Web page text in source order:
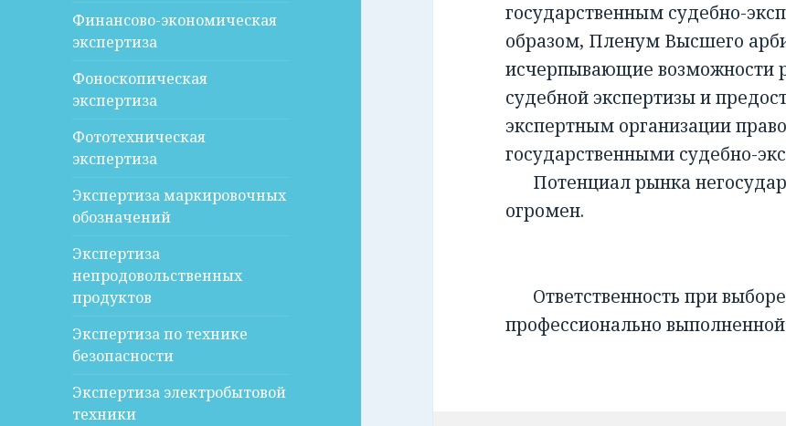
Финансово-экономическая
экспертиза
Фоноскопическая
экспертиза
Фототехническая
экспертиза
Экспертиза маркировочных
обозначений
Экспертиза
непродовольственных
продуктов
Экспертиза по технике
безопасности
Экспертиза электробытовой
техники
государственным судебно-
образом, Пленум Высшего
исчерпывающие возможности
судебной экспертизы и
экспертным организации
государственными судебно-
Потенциал рынка
огромен.
Ответственность при
профессионально